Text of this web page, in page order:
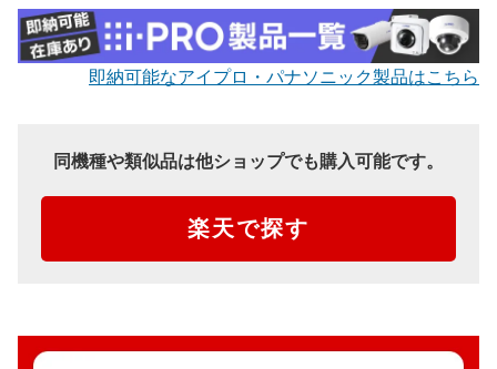
即納可能なアイプロ・パナソニック製品はこちら
同機種や類似品は他ショップでも購入可能です。
楽天で探す